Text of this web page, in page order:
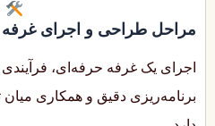
مراحل طراحی و اجرای غرفه
اجرای یک غرفه حرفه‌ای،
برنامه‌ریزی دقیق و همکاری میان